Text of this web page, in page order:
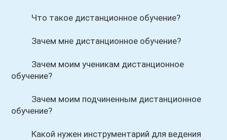
Что такое дистанционное обучение?
Зачем мне дистанционное обучение?
Зачем моим ученикам дистанционное
обучение?
Зачем моим подчиненным дистанционное
обучение?
Какой нужен инструментарий для ведения